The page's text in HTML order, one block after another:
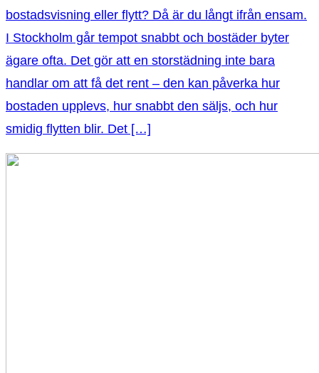
bostadsvisning eller flytt? Då är du långt ifrån ensam.
I Stockholm går tempot snabbt och bostäder byter
ägare ofta. Det gör att en storstädning inte bara
handlar om att få det rent – den kan påverka hur
bostaden upplevs, hur snabbt den säljs, och hur
smidig flytten blir. Det […]